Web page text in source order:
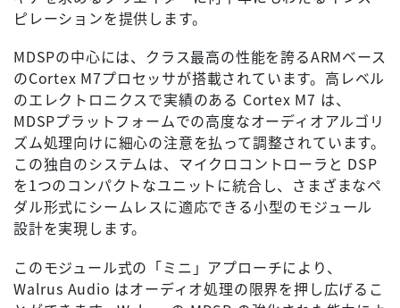
ピレーションを提供します。
MDSPの中心には、クラス最高の性能を誇るARMベース
のCortex M7プロセッサが搭載されています。高レベル
のエレクトロニクスで実績のある Cortex M7 は、
MDSPプラットフォームでの高度なオーディオアルゴリ
ズム処理向けに細心の注意を払って調整されています。
この独自のシステムは、マイクロコントローラと DSP
を1つのコンパクトなユニットに統合し、さまざまなペ
ダル形式にシームレスに適応できる小型のモジュール
設計を実現します。
このモジュール式の「ミニ」アプローチにより、
Walrus Audio はオーディオ処理の限界を押し広げるこ